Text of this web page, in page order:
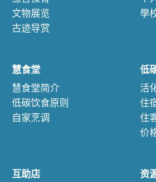
文物展览
古迹导赏
學
慧食堂
慧食堂简介
低碳饮食原则
自家烹调
低
活
住
住
价
互助店 资